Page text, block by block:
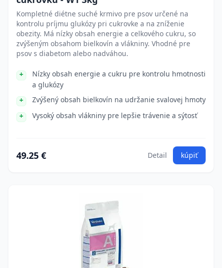
Kompletné diétne suché krmivo pre psov určené na
kontrolu príjmu glukózy pri cukrovke a na zníženie
obezity. Má nízky obsah energie a celkového cukru, so
zvýšeným obsahom bielkovín a vlákniny. Vhodné pre
psov s diabetom alebo nadváhou.
Nízky obsah energie a cukru pre kontrolu hmotnosti
a glukózy
Zvýšený obsah bielkovín na udržanie svalovej hmoty
Vysoký obsah vlákniny pre lepšie trávenie a sýtosť
49.25 € Detail kúpiť